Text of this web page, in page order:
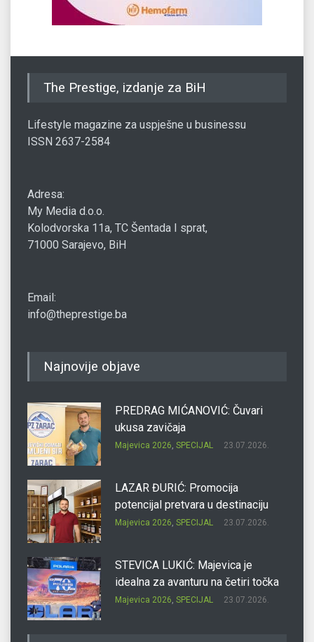
The Prestige, izdanje za BiH
Lifestyle magazine za uspješne u businessu
ISSN 2637-2584
Adresa:
My Media d.o.o.
Kolodvorska 11a, TC Šentada I sprat,
71000 Sarajevo, BiH
Email:
info@theprestige.ba
Najnovije objave
PREDRAG MIĆANOVIĆ: Čuvari
ukusa zavičaja
Majevica 2026, SPECIJAL 23.07.2026.
LAZAR ĐURIĆ: Promocija
potencijal pretvara u destinaciju
Majevica 2026, SPECIJAL 23.07.2026.
STEVICA LUKIĆ: Majevica je
idealna za avanturu na četiri točka
Majevica 2026, SPECIJAL 23.07.2026.